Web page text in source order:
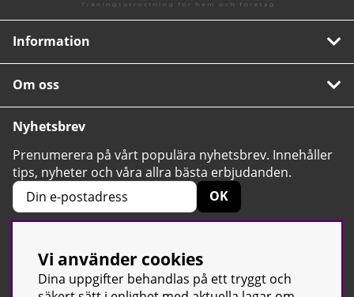
Information
Om oss
Nyhetsbrev
Prenumerera på vårt populära nyhetsbrev. Innehåller
tips, nyheter och våra allra bästa erbjudanden.
OK
4.6 Baserat på 2424 betyg
Vi använder cookies
Dina uppgifter behandlas på ett tryggt och